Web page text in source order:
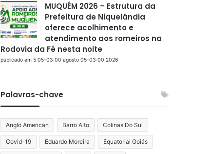
MUQUÉM 2026 – Estrutura da
Prefeitura de Niquelândia
oferece acolhimento e
atendimento aos romeiros na
Rodovia da Fé nesta noite
publicado em 5 05-03:00 agosto 05-03:00 2026
Palavras-chave
Anglo American Barro Alto Colinas Do Sul
Covid-19 Eduardo Moreira Equatorial Goiás